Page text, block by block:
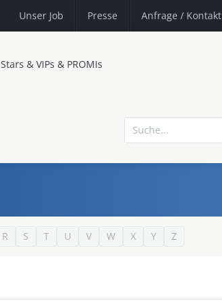
Unser Job Presse Anfrage / Kontakt
Stars & VIPs & PROMIs
R S T U V W X Y Z